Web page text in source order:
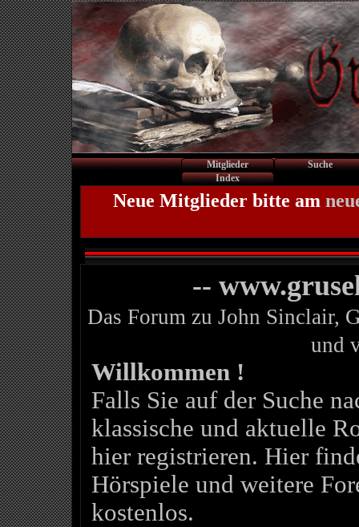
Mitglieder
Suche
Index
Neue Mitglieder bitte am
--
Das Forum zu John Sinclair,
und
Willkommen !
Falls Sie auf der Suche
klassische und aktuelle
hier registrieren. Hier
Hörspiele und weitere
kostenlos.